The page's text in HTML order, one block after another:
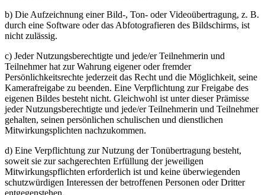
b) Die Aufzeichnung einer Bild-, Ton- oder Videoübertragung, z. B.
durch eine Software oder das Abfotografieren des Bildschirms, ist
nicht zulässig.
c) Jeder Nutzungsberechtigte und jede/er Teilnehmerin und
Teilnehmer hat zur Wahrung eigener oder fremder
Persönlichkeitsrechte jederzeit das Recht und die Möglichkeit, seine
Kamerafreigabe zu beenden. Eine Verpflichtung zur Freigabe des
eigenen Bildes besteht nicht. Gleichwohl ist unter dieser Prämisse
jeder Nutzungsberechtigte und jede/er Teilnehmerin und Teilnehmer
gehalten, seinen persönlichen schulischen und dienstlichen
Mitwirkungsplichten nachzukommen.
d) Eine Verpflichtung zur Nutzung der Tonübertragung besteht,
soweit sie zur sachgerechten Erfüllung der jeweiligen
Mitwirkungspflichten erforderlich ist und keine überwiegenden
schutzwürdigen Interessen der betroffenen Personen oder Dritter
entgegenstehen.